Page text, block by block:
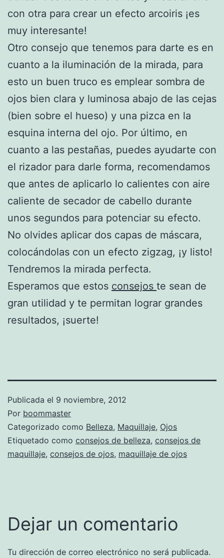
con otra para crear un efecto arcoiris ¡es
muy interesante!
Otro consejo que tenemos para darte es en
cuanto a la iluminación de la mirada, para
esto un buen truco es emplear sombra de
ojos bien clara y luminosa abajo de las cejas
(bien sobre el hueso) y una pizca en la
esquina interna del ojo. Por último, en
cuanto a las pestañas, puedes ayudarte con
el rizador para darle forma, recomendamos
que antes de aplicarlo lo calientes con aire
caliente de secador de cabello durante
unos segundos para potenciar su efecto.
No olvides aplicar dos capas de máscara,
colocándolas con un efecto zigzag, ¡y listo!
Tendremos la mirada perfecta.
Esperamos que estos consejos te sean de
gran utilidad y te permitan lograr grandes
resultados, ¡suerte!
Publicada el 9 noviembre, 2012
Por boommaster
Categorizado como Belleza, Maquillaje, Ojos
Etiquetado como consejos de belleza, consejos de
maquillaje, consejos de ojos, maquillaje de ojos
Dejar un comentario
Tu dirección de correo electrónico no será publicada.